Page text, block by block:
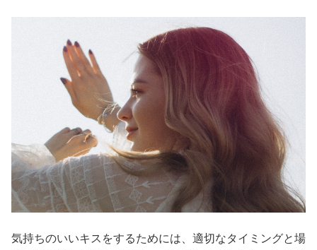
気持ちのいいキスをするためには、適切なタイミングと場